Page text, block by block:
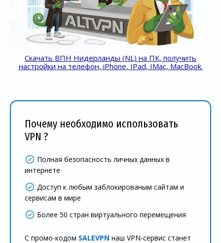
Скачать ВПН Нидерланды (NL) на ПК, получить
настройки на телефон, iPhone, IPad, IMac, MacBook.
Почему необходимо использовать
VPN ?
Полная безопасность личных данных в
интернете
Доступ к любым заблокированым сайтам и
сервисам в мире
Более 50 стран виртуального перемещения
С промо-кодом SALEVPN наш VPN-сервис станет